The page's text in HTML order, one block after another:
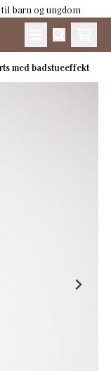
barn og ungdom
med badstueeffekt